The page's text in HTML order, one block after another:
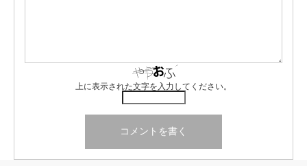
上に表示された文字を入力してください。